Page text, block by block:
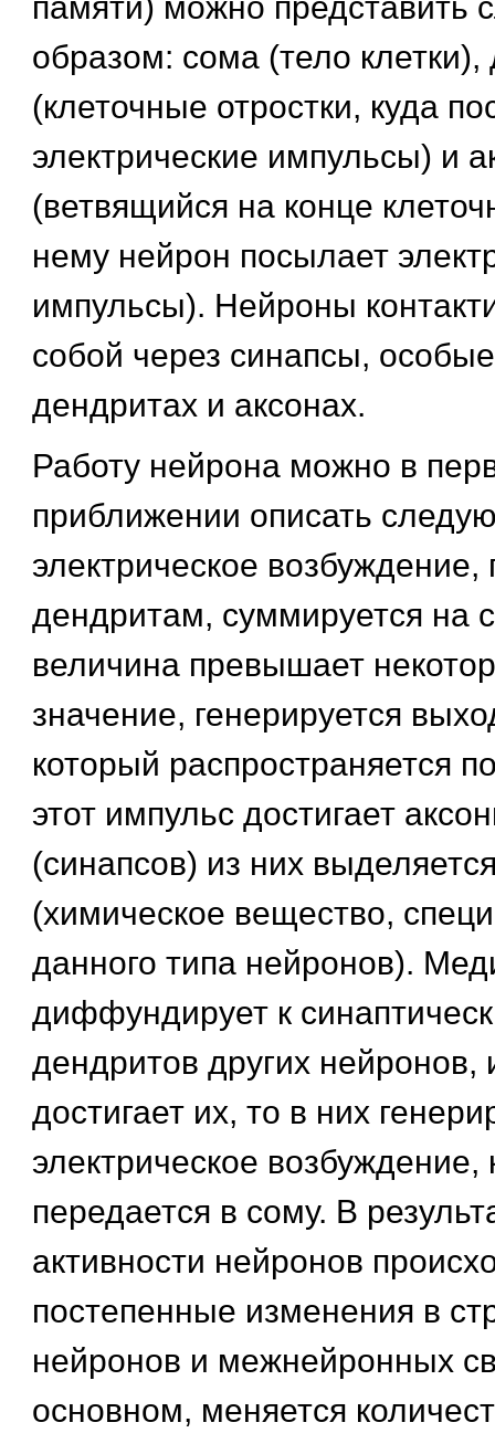
образом: сома (тело
(клеточные отростки, куда
электрические импульсы) и
(ветвящийся на конце
нему нейрон посылает
импульсы). Нейроны
собой через синапсы,
дендритах и аксонах.
Работу нейрона можно в
приближении описать
электрическое
дендритам, суммируется на
величина превышает
значение, генерируется
который распространяется
этот импульс достигает
(синапсов) из них
(химическое вещество,
данного типа нейронов).
диффундирует к
дендритов других нейронов,
достигает их, то в них
электрическое возбуждение,
передается в сому. В
активности нейронов
постепенные изменения в
нейронов и межнейронных
основном, меняется